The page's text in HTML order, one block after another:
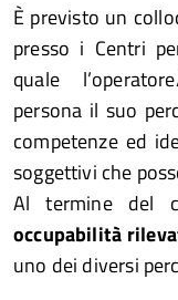
È previsto un
presso i Centri
quale
persona il suo
competenze ed
soggettivi che
Al termine del
occupabilità
uno dei diversi